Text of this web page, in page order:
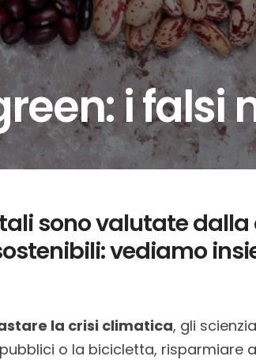
i falsi
sono valutate
vediamo
la crisi climatica, gli
o la bicicletta,